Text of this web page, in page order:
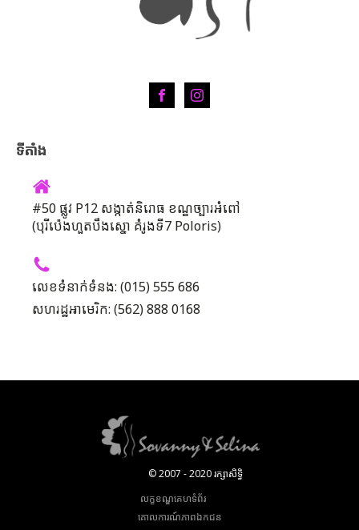
ទីតាំង
#50 ផ្លូវ P12 សង្កាត់និរោធ ខណ្ឌច្បារអំពៅ
(បុរីប៉េងហួតបឹងស្នោ គំរូងទី7 Poloris)
លេខទំនាក់ទំនង: (015) 555 686
សហរដ្ឋអាមេរិក: (562) 888 0168
© 2007 - 2020 រក្សាសិទ្ធិ
លក្ខខណ្ឌគេហទំព័រ
គោលការណ៍​ភាព​ឯកជន